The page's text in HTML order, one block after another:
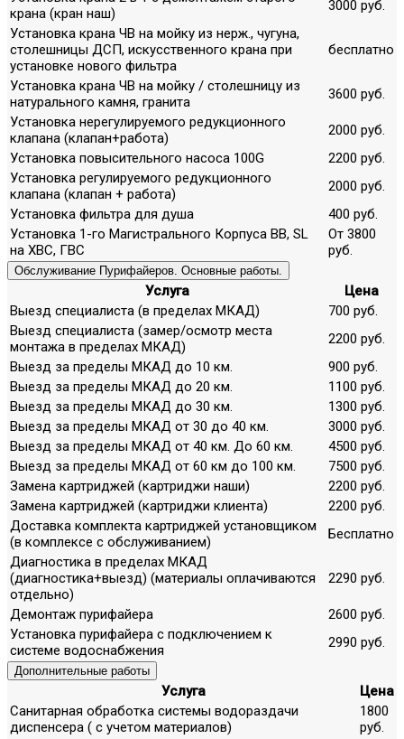
крана (кран наш)
3000 руб.
Установка крана ЧВ на мойку из нерж., чугуна,
столешницы ДСП, искусственного крана при
установке нового фильтра
бесплатно
Установка крана ЧВ на мойку / столешницу из
натурального камня, гранита
3600 руб.
Установка нерегулируемого редукционного
клапана (клапан+работа)
2000 руб.
Установка повысительного насоса 100G
2200 руб.
Установка регулируемого редукционного
клапана (клапан + работа)
2000 руб.
Установка фильтра для душа
400 руб.
Установка 1-го Магистрального Корпуса ВВ, SL
на ХВС, ГВС
От 3800
руб.
Обслуживание Пурифайеров. Основные работы.
Услуга
Цена
Выезд специалиста (в пределах МКАД)
700 руб.
Выезд специалиста (замер/осмотр места
монтажа в пределах МКАД)
2200 руб.
Выезд за пределы МКАД до 10 км.
900 руб.
Выезд за пределы МКАД до 20 км.
1100 руб.
Выезд за пределы МКАД до 30 км.
1300 руб.
Выезд за пределы МКАД от 30 до 40 км.
3000 руб.
Выезд за пределы МКАД от 40 км. До 60 км.
4500 руб.
Выезд за пределы МКАД от 60 км до 100 км.
7500 руб.
Замена картриджей (картриджи наши)
2200 руб.
Замена картриджей (картриджи клиента)
2200 руб.
Доставка комплекта картриджей установщиком
(в комплексе с обслуживанием)
Бесплатно
Диагностика в пределах МКАД
(диагностика+выезд) (материалы оплачиваются
отдельно)
2290 руб.
Демонтаж пурифайера
2600 руб.
Установка пурифайера с подключением к
системе водоснабжения
2990 руб.
Дополнительные работы
Услуга
Цена
Санитарная обработка системы водораздачи
диспенсера ( с учетом материалов)
1800
руб.